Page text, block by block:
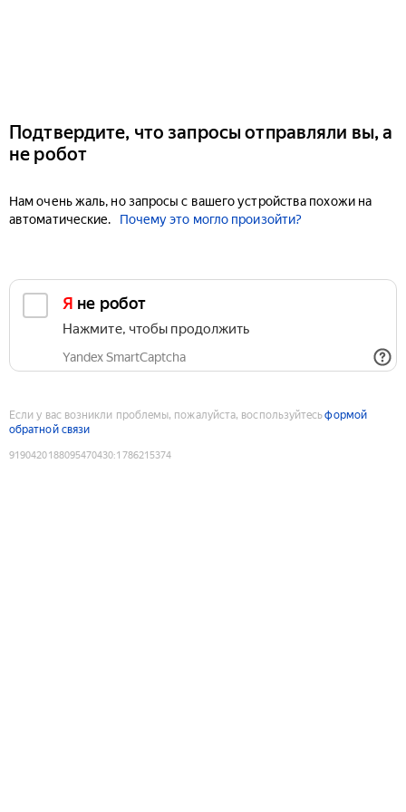
Подтвердите, что запросы отправляли вы, а
не робот
Нам очень жаль, но запросы с вашего устройства похожи на
автоматические.
Почему это могло произойти?
Я не робот
Нажмите, чтобы продолжить
Yandex SmartCaptcha
Если у вас возникли проблемы, пожалуйста, воспользуйтесьформой
обратной связи
9190420188095470430:1786215374